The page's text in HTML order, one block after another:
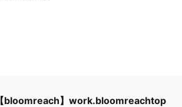
【bloomreach】work.bloomreachtop